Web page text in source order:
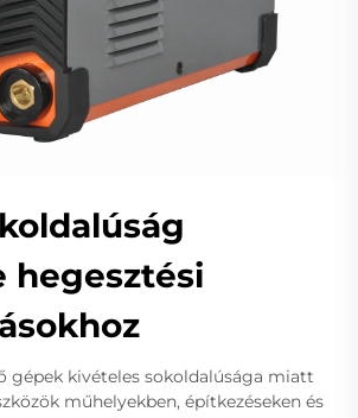
hegesztési
gépek kivételes sokoldalúsága miatt
műhelyekben, építkezéseken és